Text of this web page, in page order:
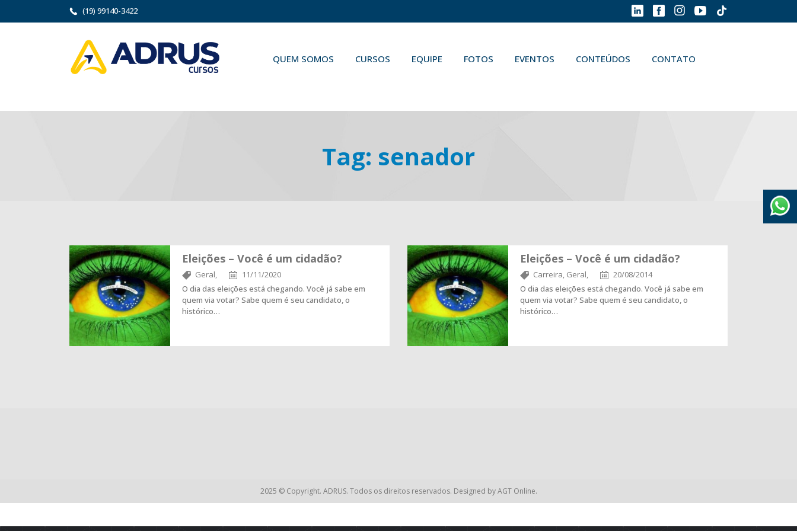
(19) 99140-3422
QUEM SOMOS CURSOS EQUIPE FOTOS EVENTOS CONTEÚDOS CONTATO
Tag: senador
Eleições – Você é um cidadão?
Geral,
11/11/2020
O dia das eleições está chegando. Você já sabe em
quem via votar? Sabe quem é seu candidato, o
histórico…
Eleições – Você é um cidadão?
Carreira, Geral,
20/08/2014
O dia das eleições está chegando. Você já sabe em
quem via votar? Sabe quem é seu candidato, o
histórico…
2025 © Copyright. ADRUS. Todos os direitos reservados. Designed byAGT Online.